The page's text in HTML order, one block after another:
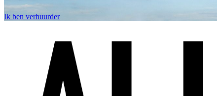
Ik ben verhuurder